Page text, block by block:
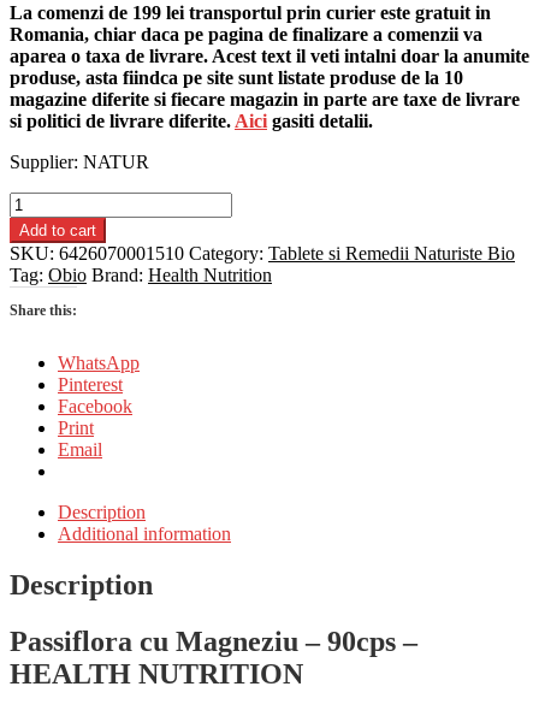
La comenzi de 199 lei transportul prin curier este gratuit in
Romania, chiar daca pe pagina de finalizare a comenzii va
aparea o taxa de livrare. Acest text il veti intalni doar la anumite
produse, asta fiindca pe site sunt listate produse de la 10
magazine diferite si fiecare magazin in parte are taxe de livrare
si politici de livrare diferite. Aici gasiti detalii.
Supplier: NATUR
Passiflora
cu
Magneziu,
90cps
-
Health
quantity
Add to cart
SKU: 6426070001510 Category: Tablete si Remedii Naturiste Bio
Tag: Obio Brand: Health Nutrition
Share this:
WhatsApp
Pinterest
Facebook
Print
Email
Description
Additional information
Description
Passiflora cu Magneziu – 90cps–
HEALTH NUTRITION